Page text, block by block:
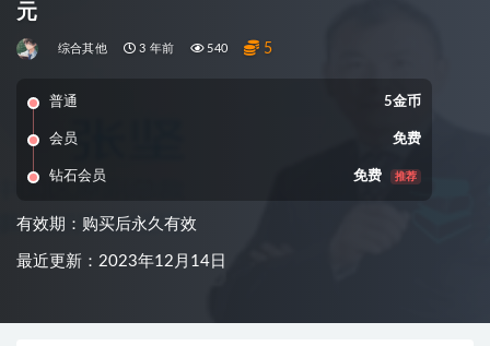
元
综合其他 3 年前 540 5
普通 5金币
会员 免费
钻石会员 免费 推荐
有效期：购买后永久有效
最近更新：2023年12月14日